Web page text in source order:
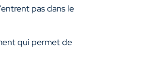
pas dans le
qui permet de